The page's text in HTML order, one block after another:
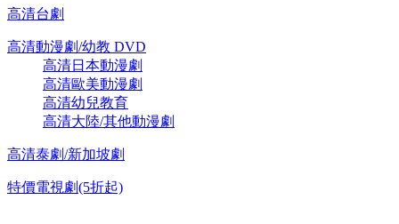
高清台劇
高清動漫劇/幼教 DVD
高清日本動漫劇
高清歐美動漫劇
高清幼兒教育
高清大陸/其他動漫劇
高清泰劇/新加坡劇
特價電視劇(5折起)